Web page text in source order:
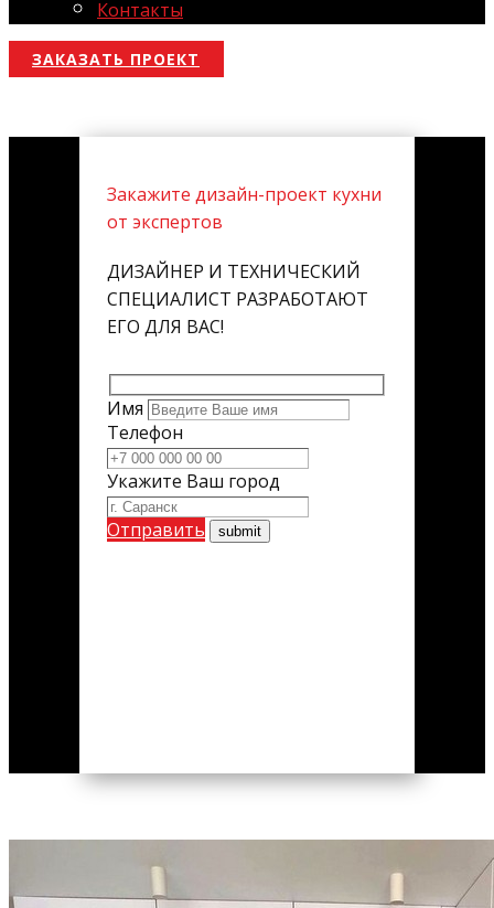
Контакты
ЗАКАЗАТЬ ПРОЕКТ
Закажите дизайн-проект кухни
от экспертов
ДИЗАЙНЕР И ТЕХНИЧЕСКИЙ
СПЕЦИАЛИСТ РАЗРАБОТАЮТ
ЕГО ДЛЯ ВАС!
Имя
Телефон
Укажите Ваш город
Отправить